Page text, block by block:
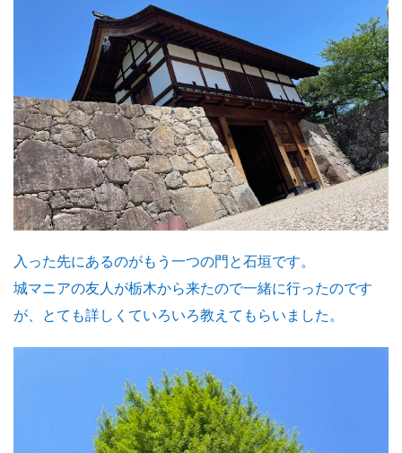
入った先にあるのがもう一つの門と石垣です。
城マニアの友人が栃木から来たので一緒に行ったのです
が、とても詳しくていろいろ教えてもらいました。